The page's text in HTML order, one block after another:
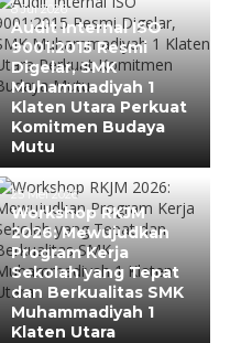
8 Jul 2026
Audit Internal ISO
9001:2015 Resmi
Digelar, SMK
Muhammadiyah 1
Klaten Utara Perkuat
Komitmen Budaya
Mutu
25 Mei 2026
Workshop RKJM
2026: Mewujudkan
Program Kerja
Sekolah yang Tepat
dan Berkualitas SMK
Muhammadiyah 1
Klaten Utara